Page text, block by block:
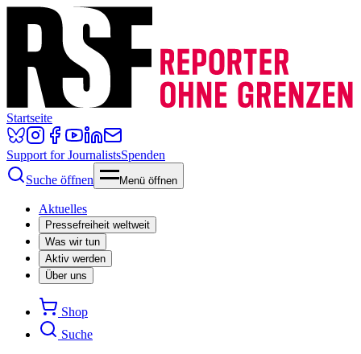
Startseite
Support for JournalistsSpenden
Suche öffnen
Menü öffnen
Aktuelles
Pressefreiheit weltweit
Was wir tun
Aktiv werden
Über uns
Shop
Suche